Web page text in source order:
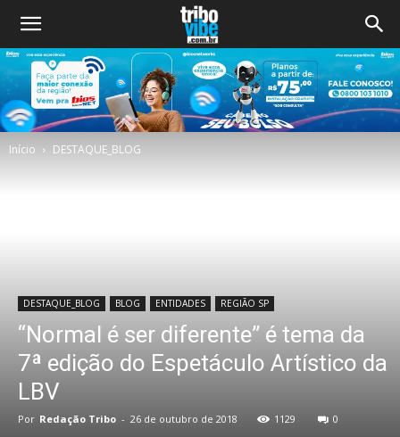
Início DESTAQUE_BLOG
DESTAQUE_BLOG BLOG ENTIDADES REGIÃO SP
“Normal é ser diferente” é tema da
7ª edição do Espetáculo Artístico da
LBV
Por Redação Tribo - 26 de outubro de 2018 1129 0